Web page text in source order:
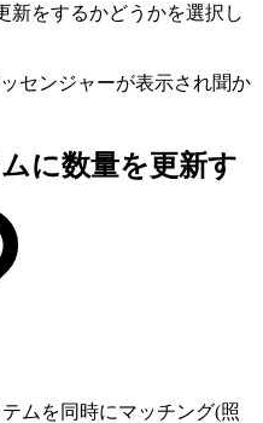
新をするかどうかを選択し
センジャーが表示され聞か
に数量を更新す
ムを同時にマッチング(照